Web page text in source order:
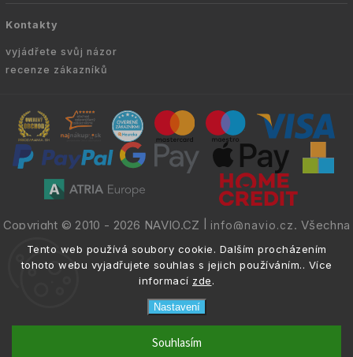
Tento web používá soubory cookie. Dalším procházením
tohoto webu vyjadřujete souhlas s jejich používáním.. Více
informací zde.
Nastavení
Souhlasím
Kontakty
vyjádřete svůj názor
recenze zákazníků
Copyright © 2010 - 2026 NAVIO.CZ info@navio.cz. Všechna
práva vyhrazena.